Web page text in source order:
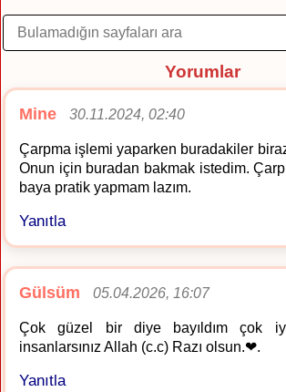
Yorumlar
Mine 30.11.2024, 02:40
Çarpma işlemi yaparken buradakiler
Onun için buradan bakmak istedim.
baya pratik yapmam lazım.
Yanıtla
Gülsüm 05.04.2026, 16:07
Çok güzel bir diye bayıldım çok
insanlarsınız Allah (c.c) Razı olsun.❤.
Yanıtla